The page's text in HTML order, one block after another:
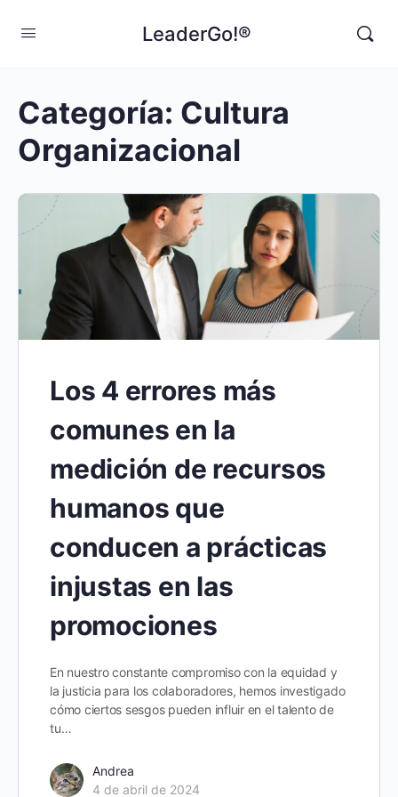
LeaderGo!®
Categoría: Cultura
Organizacional
Los 4 errores más
comunes en la
medición de recursos
humanos que
conducen a prácticas
injustas en las
promociones
En nuestro constante compromiso con la equidad y
la justicia para los colaboradores, hemos investigado
cómo ciertos sesgos pueden influir en el talento de
tu…
Andrea
4 de abril de 2024